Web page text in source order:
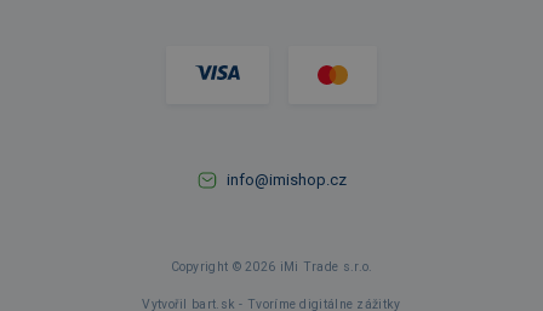
info@imishop.cz
Copyright © 2026 iMi Trade s.r.o.
Vytvořil bart.sk - Tvoríme digitálne zážitky